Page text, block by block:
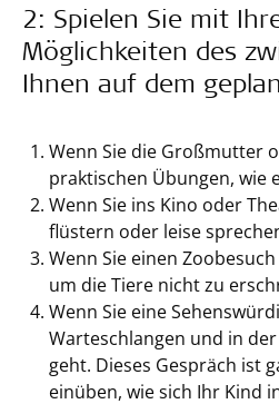
2: Spielen Sie mit
Möglichkeiten des
Ihnen auf dem
Wenn Sie die Großmutter
praktischen Übungen, wie
Wenn Sie ins Kino oder
flüstern oder leise
Wenn Sie einen
um die Tiere nicht zu
Wenn Sie eine
Warteschlangen und in
geht. Dieses Gespräch ist
einüben, wie sich Ihr Kind